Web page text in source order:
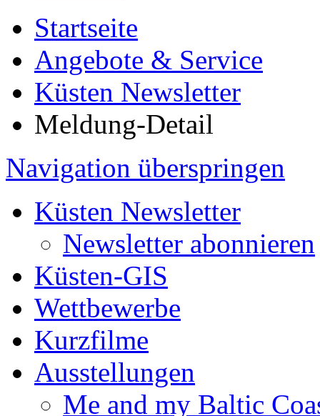
Startseite
Angebote & Service
Küsten Newsletter
Meldung-Detail
Navigation überspringen
Küsten Newsletter
Newsletter abonnieren
Küsten-GIS
Wettbewerbe
Kurzfilme
Ausstellungen
Me and my Baltic